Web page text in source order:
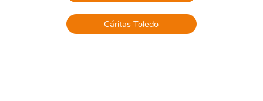
Cáritas Toledo